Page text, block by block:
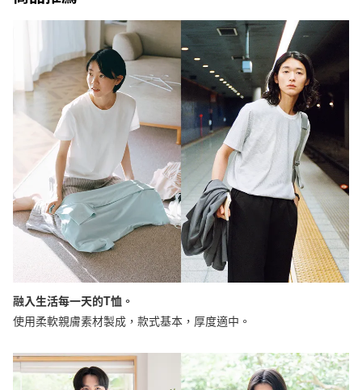
融入生活每一天的T恤。
使用柔軟親膚素材製成，款式基本，厚度適中。